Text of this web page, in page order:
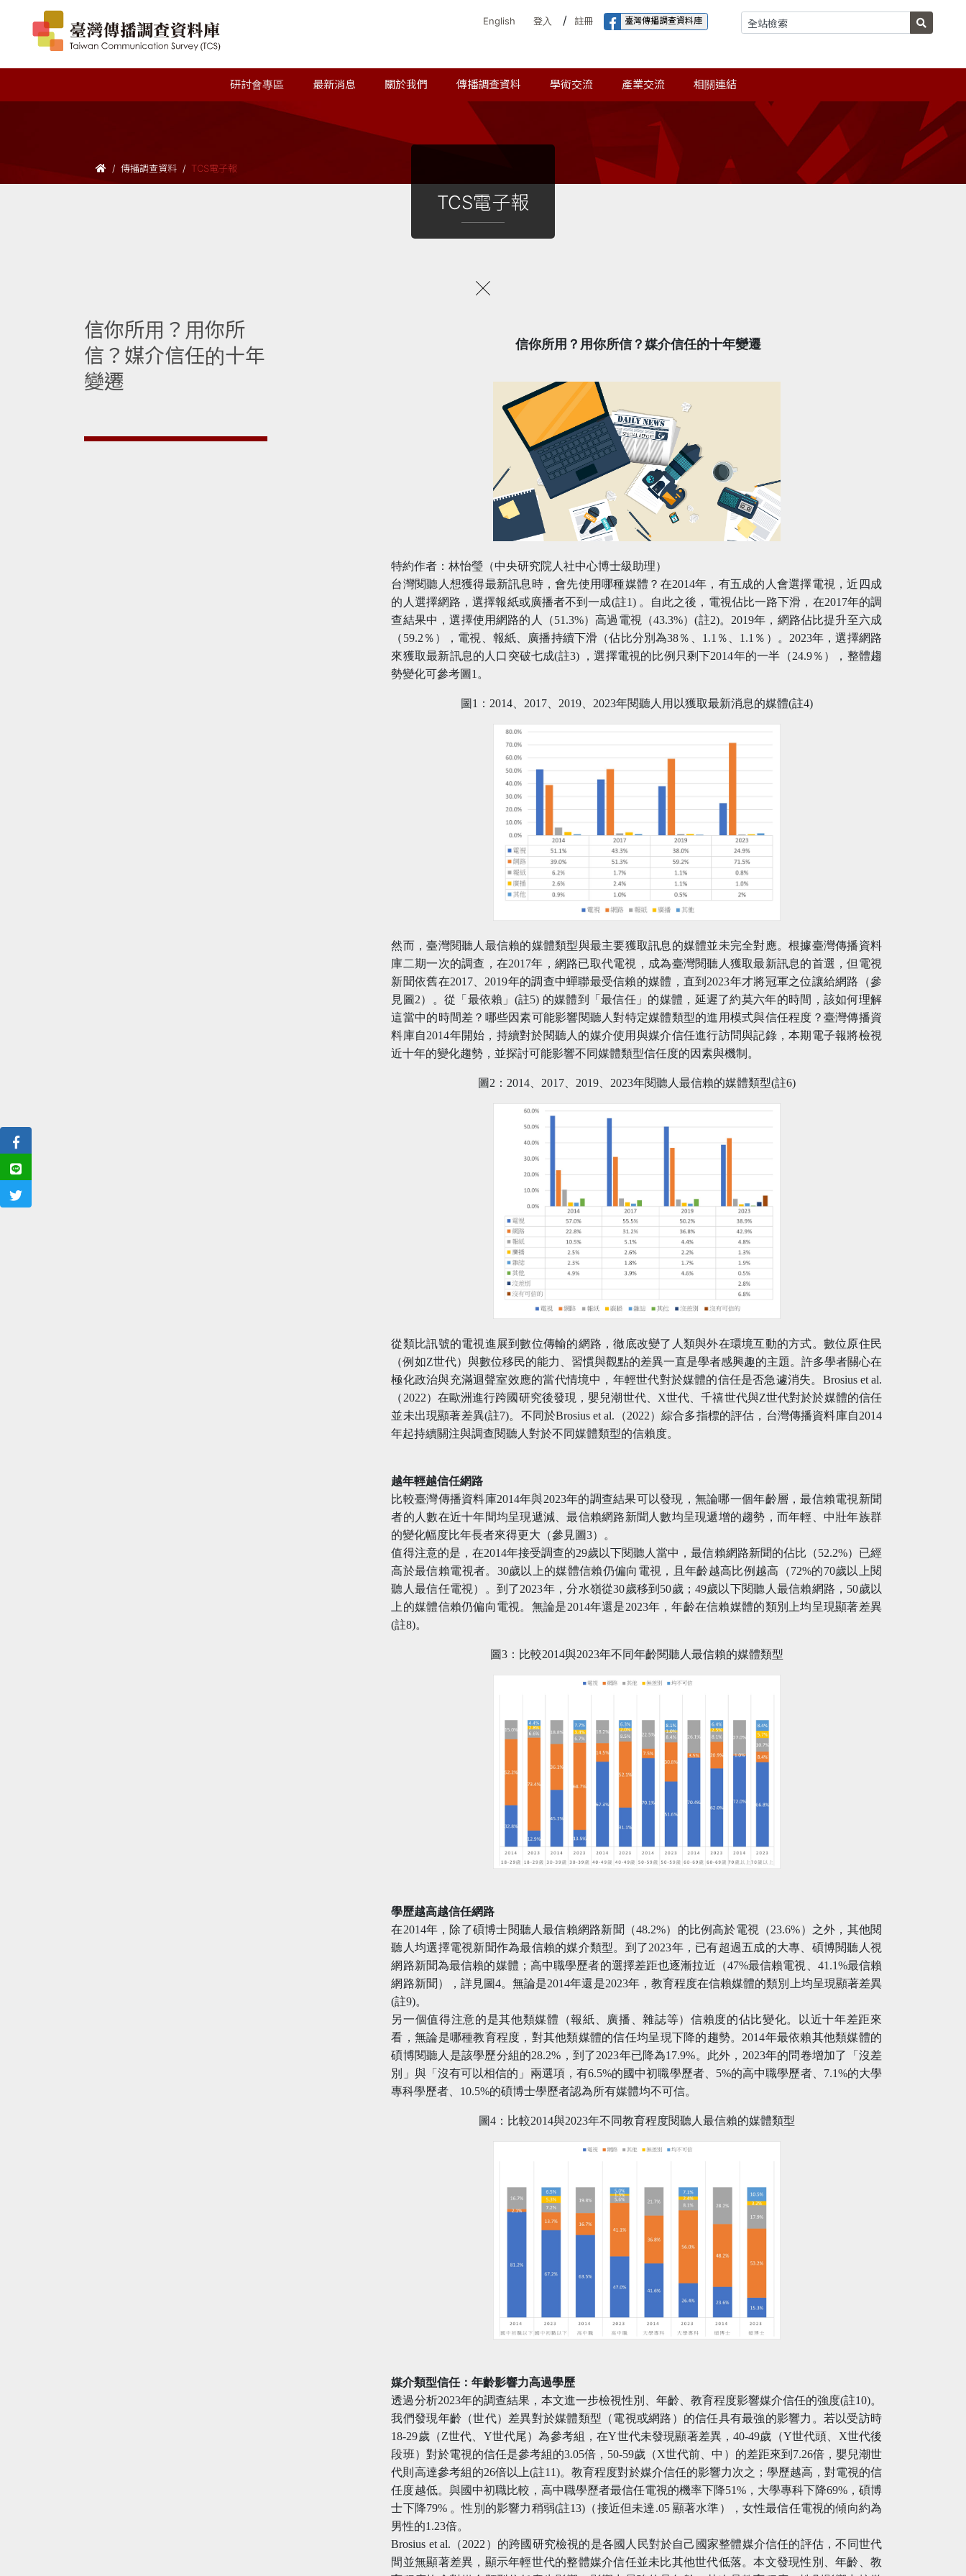
English 登入 / 註冊 臺灣傳播調查資料庫
研討會專區 最新消息 關於我們 傳播調查資料 學術交流 產業交流 相關連結
傳播調查資料 TCS電子報
TCS電子報
信你所用？用你所
信？媒介信任的十年
變遷
信你所用？用你所信？媒介信任的十年變遷
特約作者：林怡瑩（中央研究院人社中心博士級助理）
台灣閱聽人想獲得最新訊息時，會先使用哪種媒體？在2014年，有五成的人會選擇電視，近四成
的人選擇網路，選擇報紙或廣播者不到一成(註1) 。自此之後，電視佔比一路下滑，在2017年的調
查結果中，選擇使用網路的人（51.3%）高過電視（43.3%）(註2)。2019年，網路佔比提升至六成
（59.2％），電視、報紙、廣播持續下滑（佔比分別為38％、1.1％、1.1％）。2023年，選擇網路
來獲取最新訊息的人口突破七成(註3) ，選擇電視的比例只剩下2014年的一半（24.9％），整體趨
勢變化可參考圖1。
圖1：2014、2017、2019、2023年閱聽人用以獲取最新消息的媒體(註4)
然而，臺灣閱聽人最信賴的媒體類型與最主要獲取訊息的媒體並未完全對應。根據臺灣傳播資料
庫二期一次的調查，在2017年，網路已取代電視，成為臺灣閱聽人獲取最新訊息的首選，但電視
新聞依舊在2017、2019年的調查中蟬聯最受信賴的媒體，直到2023年才將冠軍之位讓給網路（參
見圖2）。從「最依賴」(註5) 的媒體到「最信任」的媒體，延遲了約莫六年的時間，該如何理解
這當中的時間差？哪些因素可能影響閱聽人對特定媒體類型的進用模式與信任程度？臺灣傳播資
料庫自2014年開始，持續對於閱聽人的媒介使用與媒介信任進行訪問與記錄，本期電子報將檢視
近十年的變化趨勢，並探討可能影響不同媒體類型信任度的因素與機制。
圖2：2014、2017、2019、2023年閱聽人最信賴的媒體類型(註6)
從類比訊號的電視進展到數位傳輸的網路，徹底改變了人類與外在環境互動的方式。數位原住民
（例如Z世代）與數位移民的能力、習慣與觀點的差異一直是學者感興趣的主題。許多學者關心在
極化政治與充滿迴聲室效應的當代情境中，年輕世代對於媒體的信任是否急遽消失。Brosius et al.
（2022）在歐洲進行跨國研究後發現，嬰兒潮世代、X世代、千禧世代與Z世代對於於媒體的信任
並未出現顯著差異(註7)。不同於Brosius et al.（2022）綜合多指標的評估，台灣傳播資料庫自2014
年起持續關注與調查閱聽人對於不同媒體類型的信賴度。
越年輕越信任網路
比較臺灣傳播資料庫2014年與2023年的調查結果可以發現，無論哪一個年齡層，最信賴電視新聞
者的人數在近十年間均呈現遞減、最信賴網路新聞人數均呈現遞增的趨勢，而年輕、中壯年族群
的變化幅度比年長者來得更大（參見圖3）。
值得注意的是，在2014年接受調查的29歲以下閱聽人當中，最信賴網路新聞的佔比（52.2%）已經
高於最信賴電視者。30歲以上的媒體信賴仍偏向電視，且年齡越高比例越高（72%的70歲以上閱
聽人最信任電視）。到了2023年，分水嶺從30歲移到50歲；49歲以下閱聽人最信賴網路，50歲以
上的媒體信賴仍偏向電視。無論是2014年還是2023年，年齡在信賴媒體的類別上均呈現顯著差異
(註8)。
圖3：比較2014與2023年不同年齡閱聽人最信賴的媒體類型
學歷越高越信任網路
在2014年，除了碩博士閱聽人最信賴網路新聞（48.2%）的比例高於電視（23.6%）之外，其他閱
聽人均選擇電視新聞作為最信賴的媒介類型。到了2023年，已有超過五成的大專、碩博閱聽人視
網路新聞為最信賴的媒體；高中職學歷者的選擇差距也逐漸拉近（47%最信賴電視、41.1%最信賴
網路新聞），詳見圖4。無論是2014年還是2023年，教育程度在信賴媒體的類別上均呈現顯著差異
(註9)。
另一個值得注意的是其他類媒體（報紙、廣播、雜誌等）信賴度的佔比變化。以近十年差距來
看，無論是哪種教育程度，對其他類媒體的信任均呈現下降的趨勢。2014年最依賴其他類媒體的
碩博閱聽人是該學歷分組的28.2%，到了2023年已降為17.9%。此外，2023年的問卷增加了「沒差
別」與「沒有可以相信的」兩選項，有6.5%的國中初職學歷者、5%的高中職學歷者、7.1%的大學
專科學歷者、10.5%的碩博士學歷者認為所有媒體均不可信。
圖4：比較2014與2023年不同教育程度閱聽人最信賴的媒體類型
媒介類型信任：年齡影響力高過學歷
透過分析2023年的調查結果，本文進一步檢視性別、年齡、教育程度影響媒介信任的強度(註10)。
我們發現年齡（世代）差異對於媒體類型（電視或網路）的信任具有最強的影響力。若以受訪時
18-29歲（Z世代、Y世代尾）為參考組，在Y世代未發現顯著差異，40-49歲（Y世代頭、X世代後
段班）對於電視的信任是參考組的3.05倍，50-59歲（X世代前、中）的差距來到7.26倍，嬰兒潮世
代則高達參考組的26倍以上(註11)。教育程度對於媒介信任的影響力次之；學歷越高，對電視的信
任度越低。與國中初職比較，高中職學歷者最信任電視的機率下降51%，大學專科下降69%，碩博
士下降79% 。性別的影響力稍弱(註13)（接近但未達.05 顯著水準），女性最信任電視的傾向約為
男性的1.23倍。
Brosius et al.（2022）的跨國研究檢視的是各國人民對於自己國家整體媒介信任的評估，不同世代
間並無顯著差異，顯示年輕世代的整體媒介信任並未比其他世代低落。本文發現性別、年齡、教